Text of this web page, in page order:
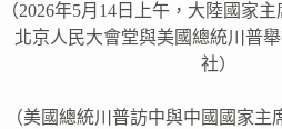
（2026年5月14日上午，大陸國家
北京人民大會堂與美國總統川普
社）
（美國總統川普訪中與中國國家主